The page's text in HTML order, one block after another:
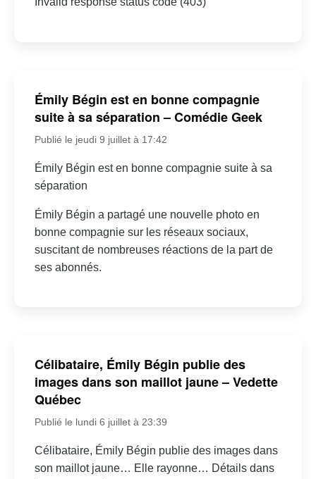
Émily Bégin est en bonne compagnie
suite à sa séparation – Comédie Geek
Publié le jeudi 9 juillet à 17:42
Émily Bégin est en bonne compagnie suite à sa
séparation
Émily Bégin a partagé une nouvelle photo en
bonne compagnie sur les réseaux sociaux,
suscitant de nombreuses réactions de la part de
ses abonnés.
Célibataire, Émily Bégin publie des
images dans son maillot jaune – Vedette
Québec
Publié le lundi 6 juillet à 23:39
Célibataire, Émily Bégin publie des images dans
son maillot jaune… Elle rayonne… Détails dans